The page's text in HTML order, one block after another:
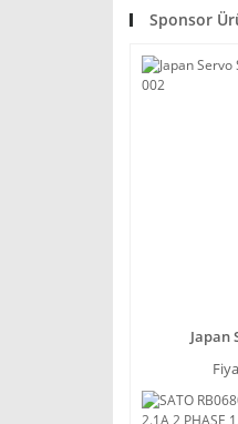
Sponsor
Japan